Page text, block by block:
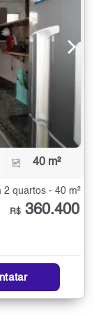
40 m²
2 quartos - 40 m²
R$ 360.400